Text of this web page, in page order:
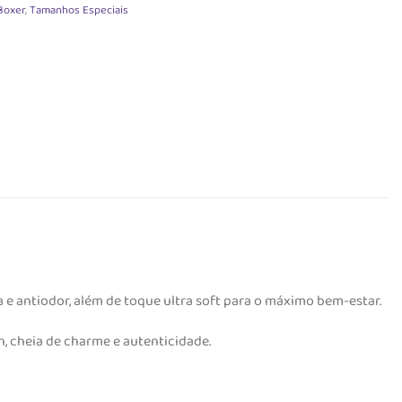
,Tamanhos Especiais
antiodor, além de toque ultra soft para o máximo bem-estar.
cheia de charme e autenticidade.